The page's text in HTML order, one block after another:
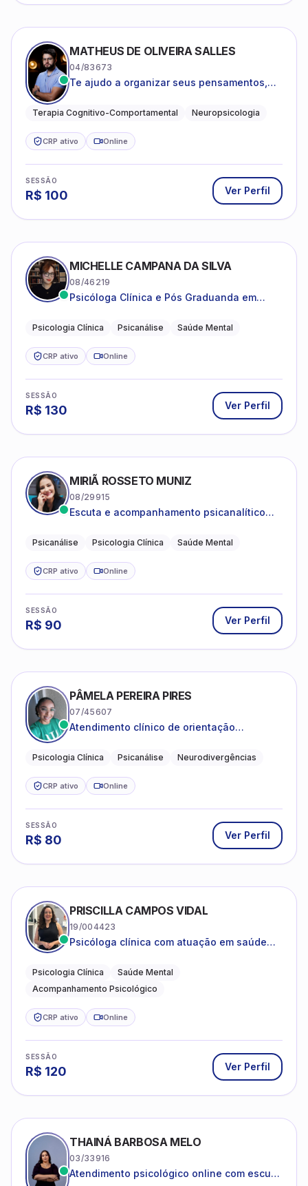
MATHEUS DE OLIVEIRA SALLES
04/83673
Te ajudo a organizar seus pensamentos,
clareza e sentido, com uma terapia
Terapia Cognitivo-Comportamental Neuropsicologia
CRP ativo Online
SESSÃO
R$ 100 Ver Perfil
MICHELLE CAMPANA DA SILVA
08/46219
Psicóloga Clínica e Pós Graduanda em
Psicologia Clínica Psicanálise Saúde Mental
CRP ativo Online
SESSÃO
R$ 130 Ver Perfil
MIRIÃ ROSSETO MUNIZ
08/29915
Escuta e acompanhamento psicanalítico
Psicanálise Psicologia Clínica Saúde Mental
CRP ativo Online
SESSÃO
R$ 90 Ver Perfil
PÂMELA PEREIRA PIRES
07/45607
Atendimento clínico de orientação
crianças neurotípicas
Psicologia Clínica Psicanálise Neurodivergências
CRP ativo Online
SESSÃO
R$ 80 Ver Perfil
PRISCILLA CAMPOS VIDAL
19/004423
Psicóloga clínica com atuação em saúde
Psicologia Clínica
Saúde Mental
Acompanhamento Psicológico
CRP ativo Online
SESSÃO
R$ 120 Ver Perfil
THAINÁ BARBOSA MELO
03/33916
Atendimento psicológico online com escuta